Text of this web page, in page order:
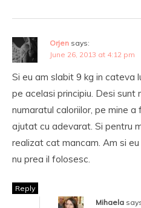
Orjen says:
June 26, 2013 at 4:12 pm
Si eu am slabit 9 kg in cateva
pe acelasi principiu. Desi sunt
numaratul caloriilor, pe mine
ajutat cu adevarat. Si pentru
realizat cat mancam. Am si
nu prea il folosesc.
Reply
Mihaela